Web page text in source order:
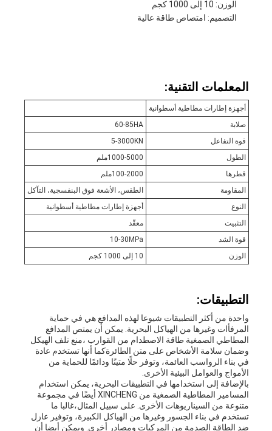
الوزن: 10 إلى 1000 كجم
التصميم: امتصاص طاقة عالية
المعلمات التقنية:
أجهزة إطارات مطاطية أسطوانية
صلابة
60-85HA
قوة التفاعل
5-3000KN
الطول
1000-5000ملم
قطرها
100-2000ملم
المقاومة
الطقس، الأشعة فوق البنفسجية، التآكل
النوع
أجهزة إطارات مطاطية أسطوانية
التثبيت
معقّد
قوة الشد
10-30MPa
الوزن
10 إلى 1000 كجم
التطبيقات:
واحدة من أكثر التطبيقات شيوعا لهذه المدافع هي في حماية
المرفأات وغيرها من الهياكل البحرية. يمكن أن يمتص المدافع
المطاطي الصمغية طاقة الاصطدام من القوارب ،منع تلف الهيكل
وضمان سلامة الأشخاص على متن الطائرةكما أنها تستخدم عادة
في بناء الرواسب العائمة، وتوفر حلًا متينًا ودائمًا للحماية من
الأمواج والعوامل البيئية الأخرى.
بالإضافة إلى استخدامها في التطبيقات البحرية، يمكن استخدام
المسامير المطاطية الصمغية من XINCHENG أيضًا في مجموعة
متنوعة من السيناريوهات الأخرى. على سبيل المثال،غالبا ما
تستخدم في بناء الجسور وغيرها من الهياكل الكبيرة، وتوفير عازل
ضد الطاقة الصدمة من المركبات ومصادر أخرى. ويمكن أيضا أن